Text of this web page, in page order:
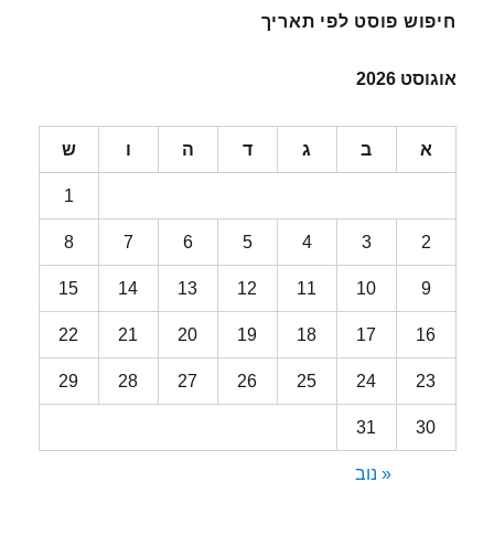
חיפוש פוסט לפי תאריך
אוגוסט 2026
א ב ג ד ה ו ש
1
2
3
4
5
6
7
8
9
10
11
12
13
14
15
16
17
18
19
20
21
22
23
24
25
26
27
28
29
30
31
« נוב